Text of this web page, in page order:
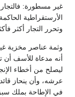
غير مسطورة:
الأرستقراطية
وتحرر التجار أكثر
أنه مدعاة للأسف أن
ليصلح من أخطاء
عرشه، وأن ينحاز
في الإطاحة بملك